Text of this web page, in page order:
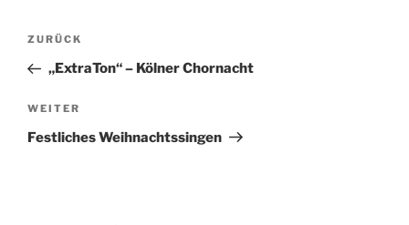
Beitragsnavigation
Vorheriger
Beitrag
ZURÜCK
„ExtraTon“ – Kölner Chornacht
Nächster
Beitrag
WEITER
Festliches Weihnachtssingen